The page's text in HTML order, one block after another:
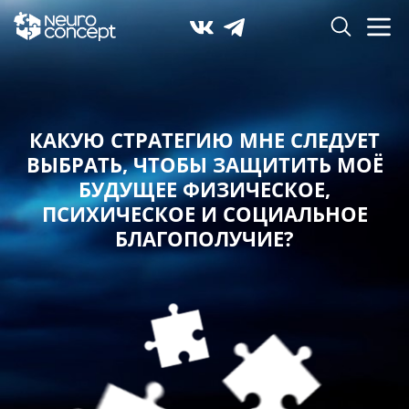
КАКУЮ СТРАТЕГИЮ МНЕ СЛЕДУЕТ
ВЫБРАТЬ,ЧТОБЫ ЗАЩИТИТЬ МОЁ
БУДУЩЕЕ ФИЗИЧЕСКОЕ,
ПСИХИЧЕСКОЕ И СОЦИАЛЬНОЕ
БЛАГОПОЛУЧИЕ?